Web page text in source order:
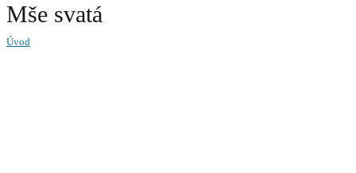
Mše svatá
Úvod